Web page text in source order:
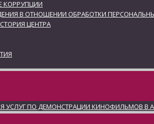
КОРРУПЦИИ
В ОТНОШЕНИИ ОБРАБОТКИ
ЦЕНТРА
УСЛУГ ПО ДЕМОНСТРАЦИИ КИНОФИЛЬМОВ